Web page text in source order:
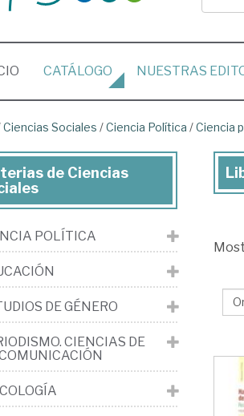
(CURRENT)
CATÁLOGO NUESTRAS
Ciencias Sociales /Ciencia Política /Ciencia
>
de Ciencias
POLÍTICA
DE GÉNERO
CIENCIAS DE